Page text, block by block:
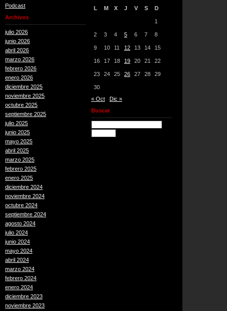
Podcast
Archivos
julio 2026
junio 2026
abril 2026
marzo 2026
febrero 2026
enero 2026
diciembre 2025
noviembre 2025
octubre 2025
septiembre 2025
julio 2025
junio 2025
mayo 2025
abril 2025
marzo 2025
febrero 2025
enero 2025
diciembre 2024
noviembre 2024
octubre 2024
septiembre 2024
agosto 2024
julio 2024
junio 2024
mayo 2024
abril 2024
marzo 2024
febrero 2024
enero 2024
diciembre 2023
noviembre 2023
L M X J V S D
1
2 3 4 5 6 7 8
9 10 11 12 13 14 15
16 17 18 19 20 21 22
23 24 25 26 27 28 29
30
« Oct
Dic »
Buscar